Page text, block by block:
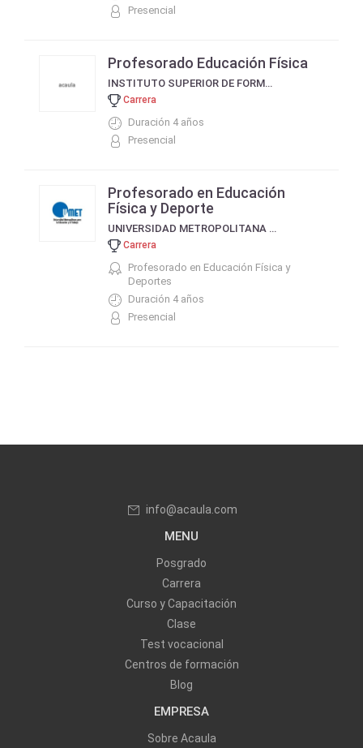
Presencial
Profesorado Educación Física
INSTITUTO SUPERIOR DE FORMACION DOCENTE PINOS DE ANCHORENA - MAR DEL PLATA
Carrera
Duración 4 años
Presencial
Profesorado en Educación
Física y Deporte
UNIVERSIDAD METROPOLITANA PARA LA EDUCACION Y EL TRABAJO (UMET)
Carrera
Profesorado en Educación Física y
Deportes
Duración 4 años
Presencial
info@acaula.com
MENU
Posgrado
Carrera
Curso y Capacitación
Clase
Test vocacional
Centros de formación
Blog
EMPRESA
Sobre Acaula